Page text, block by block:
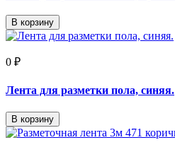
В корзину
0 ₽
Лента для разметки пола, синяя.
В корзину